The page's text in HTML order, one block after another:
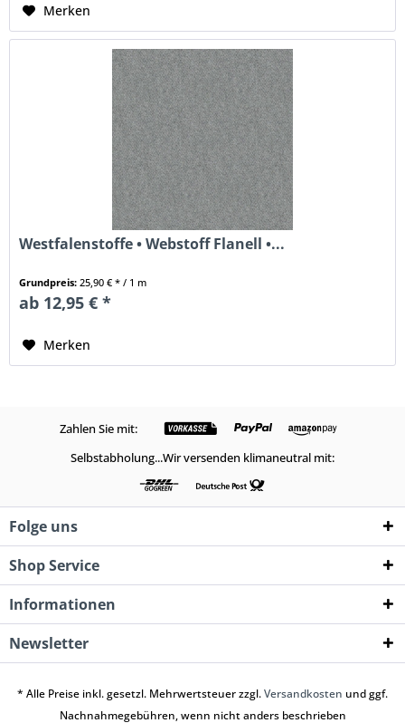
Merken
Westfalenstoffe • Webstoff Flanell •...
Grundpreis:25,90 € * / 1 m
ab 12,95 € *
Merken
Zahlen Sie mit:
Selbstabholung...Wir versenden klimaneutral mit:
Folge uns
Shop Service
Informationen
Newsletter
* Alle Preise inkl. gesetzl. Mehrwertsteuer zzgl.Versandkosten und ggf.
Nachnahmegebühren, wenn nicht anders beschrieben